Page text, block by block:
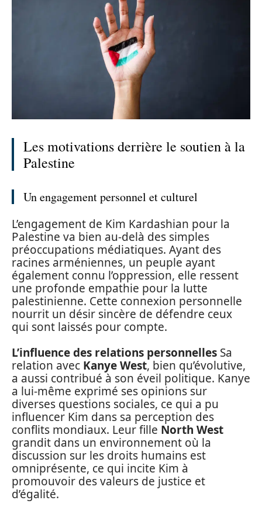
Les motivations derrière le soutien à la
Palestine
Un engagement personnel et culturel
L’engagement de Kim Kardashian pour la
Palestine va bien au-delà des simples
préoccupations médiatiques. Ayant des
racines arméniennes, un peuple ayant
également connu l’oppression, elle ressent
une profonde empathie pour la lutte
palestinienne. Cette connexion personnelle
nourrit un désir sincère de défendre ceux
qui sont laissés pour compte.
L’influence des relations personnelles Sa
relation avec Kanye West, bien qu’évolutive,
a aussi contribué à son éveil politique. Kanye
a lui-même exprimé ses opinions sur
diverses questions sociales, ce qui a pu
influencer Kim dans sa perception des
conflits mondiaux. Leur fille North West
grandit dans un environnement où la
discussion sur les droits humains est
omniprésente, ce qui incite Kim à
promouvoir des valeurs de justice et
d’égalité.